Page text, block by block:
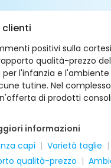
clienti
positivi sulla
qualità-prezzo
l'infanzia e
tutine. Nel
di prodotti
informazioni
capi Varietà taglie
qualità-prezzo